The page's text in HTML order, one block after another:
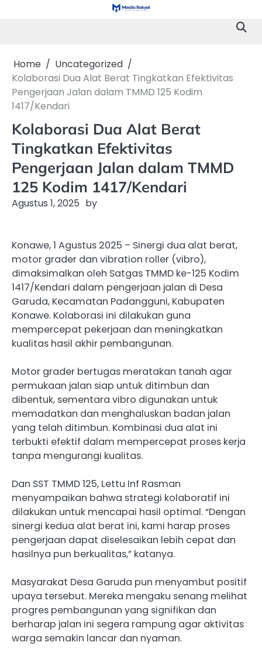
Home
Uncategorized
Kolaborasi Dua Alat Berat Tingkatkan Efektivitas
Pengerjaan Jalan dalam TMMD 125 Kodim
1417/Kendari
Kolaborasi Dua Alat Berat
Tingkatkan Efektivitas
Pengerjaan Jalan dalam TMMD
125 Kodim 1417/Kendari
Agustus 1, 2025 by
Konawe, 1 Agustus 2025 – Sinergi dua alat berat,
motor grader dan vibration roller (vibro),
dimaksimalkan oleh Satgas TMMD ke-125 Kodim
1417/Kendari dalam pengerjaan jalan di Desa
Garuda, Kecamatan Padangguni, Kabupaten
Konawe. Kolaborasi ini dilakukan guna
mempercepat pekerjaan dan meningkatkan
kualitas hasil akhir pembangunan.
Motor grader bertugas meratakan tanah agar
permukaan jalan siap untuk ditimbun dan
dibentuk, sementara vibro digunakan untuk
memadatkan dan menghaluskan badan jalan
yang telah ditimbun. Kombinasi dua alat ini
terbukti efektif dalam mempercepat proses kerja
tanpa mengurangi kualitas.
Dan SST TMMD 125, Lettu Inf Rasman
menyampaikan bahwa strategi kolaboratif ini
dilakukan untuk mencapai hasil optimal. “Dengan
sinergi kedua alat berat ini, kami harap proses
pengerjaan dapat diselesaikan lebih cepat dan
hasilnya pun berkualitas,” katanya.
Masyarakat Desa Garuda pun menyambut positif
upaya tersebut. Mereka mengaku senang melihat
progres pembangunan yang signifikan dan
berharap jalan ini segera rampung agar aktivitas
warga semakin lancar dan nyaman.